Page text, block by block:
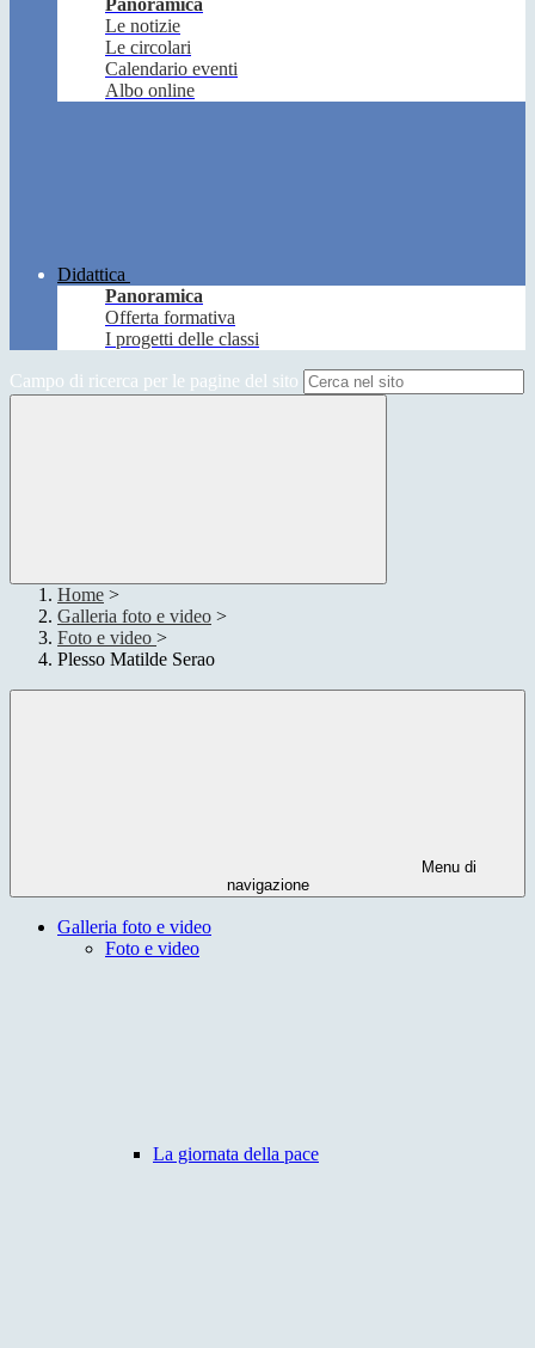
Panoramica
Le notizie
Le circolari
Calendario eventi
Albo online
Didattica
Panoramica
Offerta formativa
I progetti delle classi
Campo di ricerca per le pagine del sito
Home >
Galleria foto e video >
Foto e video >
Plesso Matilde Serao
Menu di
navigazione
Galleria foto e video
Foto e video
La giornata della pace